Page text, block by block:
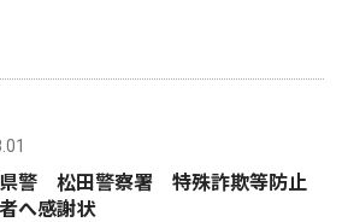
警 松田警察署 特殊詐欺等防止
へ感謝状